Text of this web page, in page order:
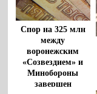
Спор на 325 млн
между
воронежским
«Созвездием» и
Минобороны
завершен